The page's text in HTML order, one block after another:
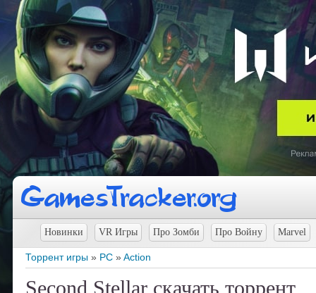
Новинки VR Игры Про Зомби Про Войну Marvel
Торрент игры » PC »Action
Second Stellar скачать торрент